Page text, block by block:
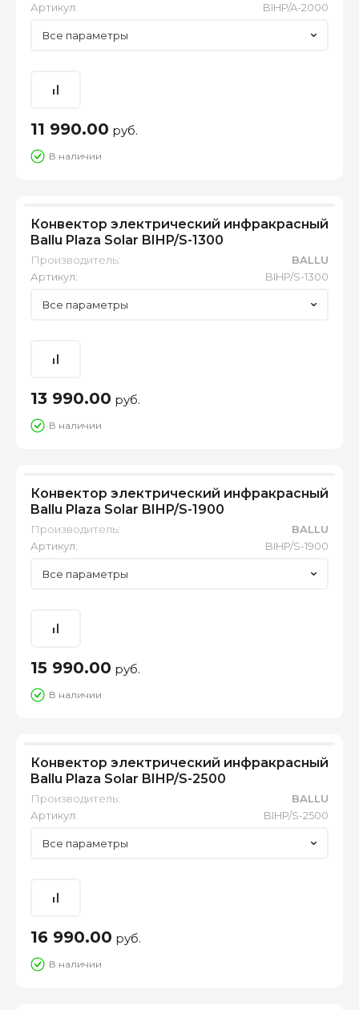
Артикул:
BIHP/A-2000
Все параметры
11 990.00 руб.
В наличии
Конвектор электрический инфракрасный
Ballu Plaza Solar BIHP/S-1300
Производитель:
BALLU
Артикул:
BIHP/S-1300
Все параметры
13 990.00 руб.
В наличии
Конвектор электрический инфракрасный
Ballu Plaza Solar BIHP/S-1900
Производитель:
BALLU
Артикул:
BIHP/S-1900
Все параметры
15 990.00 руб.
В наличии
Конвектор электрический инфракрасный
Ballu Plaza Solar BIHP/S-2500
Производитель:
BALLU
Артикул:
BIHP/S-2500
Все параметры
16 990.00 руб.
В наличии